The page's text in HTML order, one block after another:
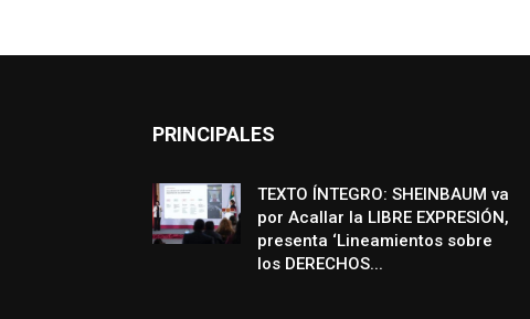
PRINCIPALES
TEXTO ÍNTEGRO: SHEINBAUM va
por Acallar la LIBRE EXPRESIÓN,
presenta ‘Lineamientos sobre
los DERECHOS...